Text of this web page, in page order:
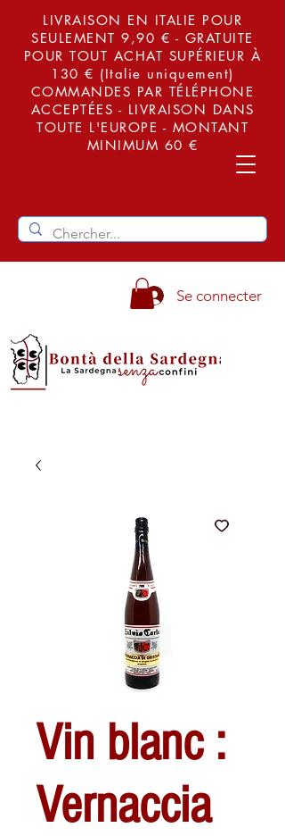
LIVRAISON EN ITALIE POUR
SEULEMENT 9,90 € - GRATUITE
POUR TOUT ACHAT SUPÉRIEUR À
130 € (Italie uniquement)
COMMANDES PAR TÉLÉPHONE
ACCEPTÉES - LIVRAISON DANS
TOUTE L'EUROPE - MONTANT
MINIMUM 60 €
Se connecter
Vin blanc :
Vernaccia